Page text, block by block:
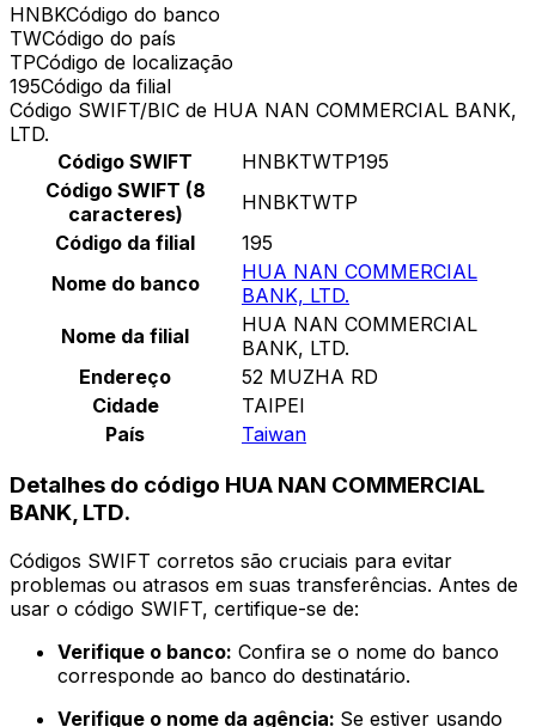
HNBKCódigo do banco
TWCódigo do país
TPCódigo de localização
195Código da filial
Código SWIFT/BIC de HUA NAN COMMERCIAL BANK,
LTD.
Código SWIFT
HNBKTWTP195
Código SWIFT (8
caracteres)
HNBKTWTP
Código da filial
195
Nome do banco
HUA NAN COMMERCIAL
BANK, LTD.
Nome da filial
HUA NAN COMMERCIAL
BANK, LTD.
Endereço
52 MUZHA RD
Cidade
TAIPEI
País
Taiwan
Detalhes do código HUA NAN COMMERCIAL
BANK, LTD.
Códigos SWIFT corretos são cruciais para evitar
problemas ou atrasos em suas transferências. Antes de
usar o código SWIFT, certifique-se de:
Verifique o banco: Confira se o nome do banco
corresponde ao banco do destinatário.
Verifique o nome da agência: Se estiver usando